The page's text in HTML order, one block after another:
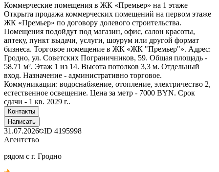
Коммерческие помещения в ЖК «Премьер» на 1 этаже
Открыта продажа коммерческих помещений на первом этаже
ЖК «Премьер» по договору долевого строительства.
Помещения подойдут под магазин, офис, салон красоты,
аптеку, пункт выдачи, услуги, шоурум или другой формат
бизнеса. Торговое помещение в ЖК «ЖК "Премьер"». Адрес:
Гродно, ул. Советских Пограничников, 59. Общая площадь -
58.71 м². Этаж 1 из 14. Высота потолков 3,3 м. Отдельный
вход. Назначение - административно торговое.
Коммуникации: водоснабжение, отопление, электричество 2,
естественное освещение. Цена за метр - 7000 BYN. Срок
сдачи - 1 кв. 2029 г..
Контакты
Написать
31.07.2026 ID 4195998
Агентство
рядом с г. Гродно